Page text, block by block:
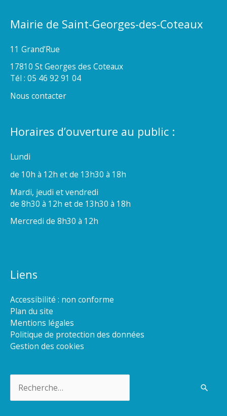
Mairie de Saint-Georges-des-Coteaux
11 Grand’Rue
17810 St Georges des Coteaux
Tél : 05 46 92 91 04
Nous contacter
Horaires d’ouverture au public :
Lundi
de 10h à 12h et de 13h30 à 18h
Mardi, jeudi et vendredi
de 8h30 à 12h et de 13h30 à 18h
Mercredi de 8h30 à 12h
Liens
Accessibilité : non conforme
Plan du site
Mentions légales
Politique de protection des données
Gestion des cookies